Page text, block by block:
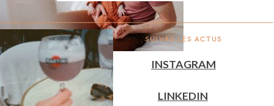
SUIVRE LES ACTUS
INSTAGRAM
LINKEDIN